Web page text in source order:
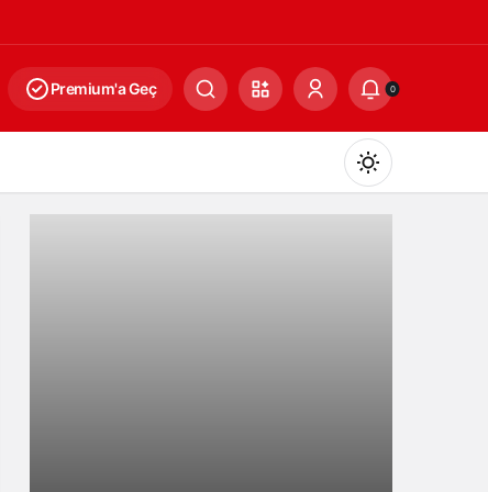
Premium'a Geç 0